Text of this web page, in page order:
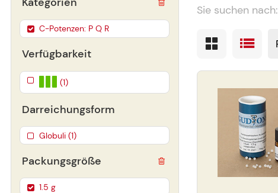
Sie suchen nach:
Verfügbarkeit
(1)
Darreichungsform
Globuli (1)
Packungsgröße
1.5 g
C-Potenzen: P Q R